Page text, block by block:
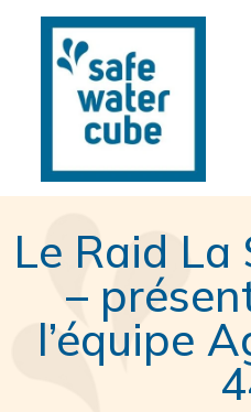
Le Raid La
–
l’équipe